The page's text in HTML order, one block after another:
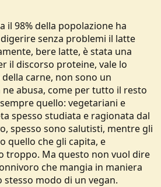
il 98% della popolazione ha
senza problemi il latte
bere latte, è stata una
il discorso proteine, vale lo
carne, non sono un
abusa, come per tutto il resto
quello: vegetariani e
spesso studiata e ragionata dal
spesso sono salutisti, mentre gli
quello che gli capita, e
troppo. Ma questo non vuol dire
che mangia in maniera
stesso modo di un vegan.